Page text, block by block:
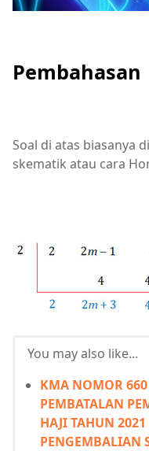
Pembahasan
Soal di atas biasanya
skematik atau cara
You may also like...
KMA NOMOR
PEMBATALAN
HAJI TAHUN
PENGEMBALIAN